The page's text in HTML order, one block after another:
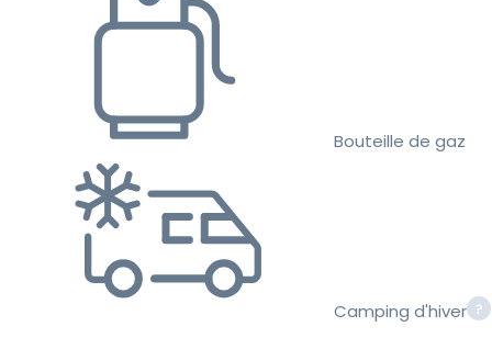
Bouteille de gaz
Camping d'hiver